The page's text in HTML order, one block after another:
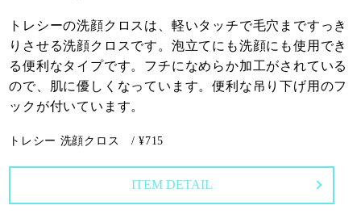
トレシーの洗顔クロスは、軽いタッチで毛穴まですっき
りさせる洗顔クロスです。泡立てにも洗顔にも使用でき
る便利なタイプです。フチになめらか加工がされている
ので、肌に優しくなっています。便利な吊り下げ用のフ
ックが付いています。
トレシー 洗顔クロス / ¥715
ITEM DETAIL